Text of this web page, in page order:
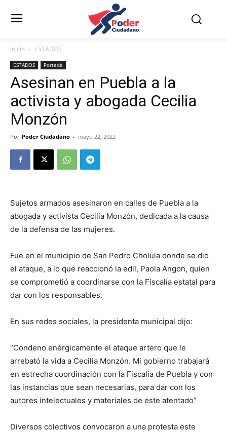
Inicio ESTADOS
ESTADOS Portada
Asesinan en Puebla a la
activista y abogada Cecilia
Monzón
Por Poder Ciudadano - mayo 22, 2022
Sujetos armados asesinaron en calles de Puebla a la
abogada y activista Cecilia Monzón, dedicada a la causa
de la defensa de las mujeres.
Fue en el municipio de San Pedro Cholula donde se dio
el ataque, a lo que reaccionó la edil, Paola Angon, quien
se comprometió a coordinarse con la Fiscalía estatal para
dar con los responsables.
En sus redes sociales, la presidenta municipal dijo:
“Condeno enérgicamente el ataque artero que le
arrebató la vida a Cecilia Monzón. Mi gobierno trabajará
en estrecha coordinación con la Fiscalía de Puebla y con
las instancias que sean necesarias, para dar con los
autores intelectuales y materiales de este atentado”
Diversos colectivos convocaron a una protesta este